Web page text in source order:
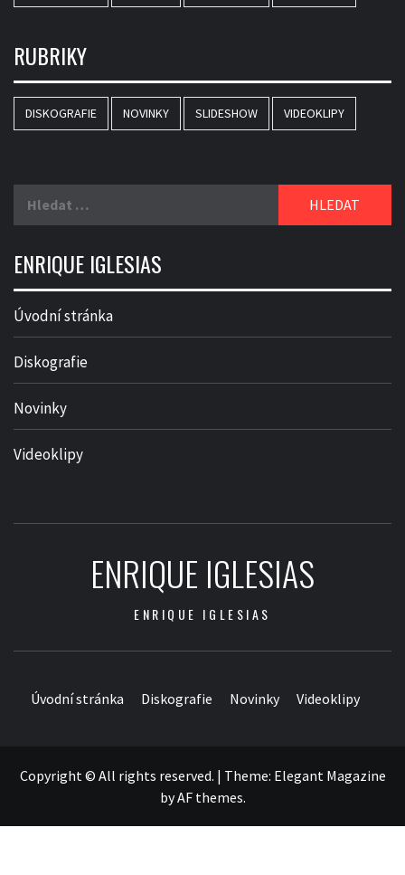
RUBRIKY
DISKOGRAFIE NOVINKY SLIDESHOW VIDEOKLIPY
ENRIQUE IGLESIAS
Úvodní stránka
Diskografie
Novinky
Videoklipy
ENRIQUE IGLESIAS
ENRIQUE IGLESIAS
Úvodní stránka Diskografie Novinky Videoklipy
Copyright © All rights reserved. | Theme: Elegant Magazine
byAF themes.